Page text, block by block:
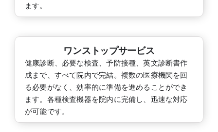
ます。
ワンストップサービス
健康診断、必要な検査、予防接種、英文診断書作
成まで、すべて院内で完結。複数の医療機関を回
る必要がなく、効率的に準備を進めることができ
ます。各種検査機器を院内に完備し、迅速な対応
が可能です。